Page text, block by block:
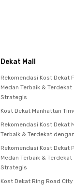
Dekat Mall
Rekomendasi Kost Dekat
Medan Terbaik &
Strategis
Kost Dekat Manhattan
Rekomendasi Kost Dekat
Terbaik & Terdekat
Rekomendasi Kost Dekat
Medan Terbaik &
Strategis
Kost Dekat Ring Road City